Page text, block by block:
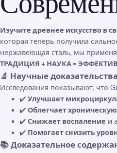
Изучите древнее искусство в
которая теперь получила
нержавеющая сталь, мы
ТРАДИЦИЯ + НАУКА =
🔬 Научные доказательства
Исследования показывают, что
✔️ Улучшает
✔️ Облегчает
✔️ Снижает воспаление и
✔️ Помогает снизить
📚 Доказательное